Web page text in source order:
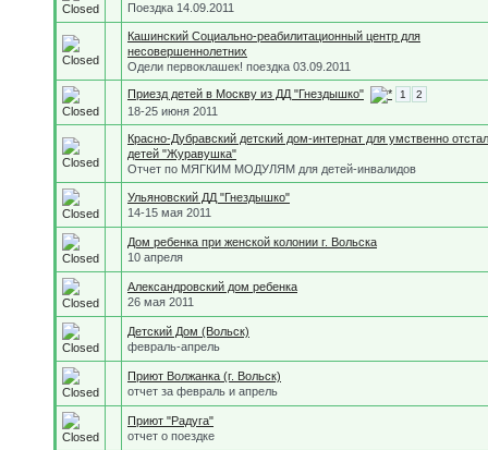
Поездка 14.09.2011
Кашинский Социально-реабилитационный центр для
несовершеннолетних
Одели первоклашек! поездка 03.09.2011
Приезд детей в Москву из ДД "Гнездышко" 1 2
18-25 июня 2011
Красно-Дубравский детский дом-интернат для умственно
детей "Журавушка"
Отчет по МЯГКИМ МОДУЛЯМ для детей-инвалидов
Ульяновский ДД "Гнездышко"
14-15 мая 2011
Дом ребенка при женской колонии г. Вольска
10 апреля
Александровский дом ребенка
26 мая 2011
Детский Дом (Вольск)
февраль-апрель
Приют Волжанка (г. Вольск)
отчет за февраль и апрель
Приют "Радуга"
отчет о поездке